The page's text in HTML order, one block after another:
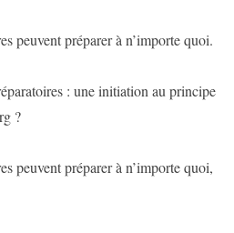
peuvent préparer à n’importe quoi.
: une initiation au principe
?
peuvent préparer à n’importe quoi,